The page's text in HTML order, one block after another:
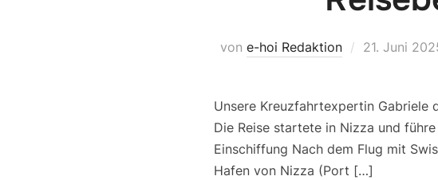
von e-hoi Redaktion 21. Juni
Unsere Kreuzfahrtexpertin Gabriele
Die Reise startete in Nizza und
Einschiffung Nach dem Flug mit
Hafen von Nizza (Port […]